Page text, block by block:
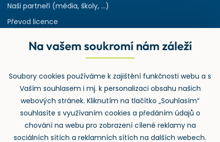
Naši partneři (média, školy, ...)
Převod licence
Rejstřík používaných zkratek v odpadech
Zpětný odběr
Na vašem soukromí nám záleží
Soubory cookies používáme k zajištění funkčnosti webu a s
Vaším souhlasem i mj. k personalizaci obsahu našich
webových stránek. Kliknutím na tlačítko „Souhlasím“
souhlasíte s využívaním cookies a předáním údajů o
chování na webu pro zobrazení cílené reklamy na
sociálních sítích a reklamních sítích na dalších webech.